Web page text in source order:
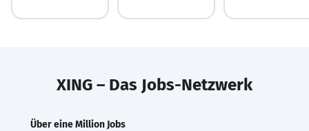
XING – Das Jobs-Netzwerk
Über eine Million Jobs